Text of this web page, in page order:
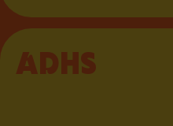
ADHS